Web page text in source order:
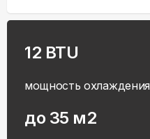
12 BTU
мощность охлаждения
до 35 м2